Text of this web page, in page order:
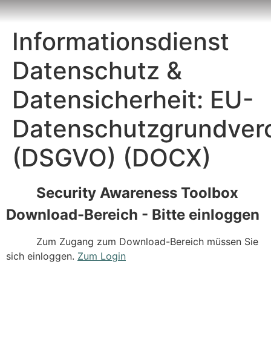
springen
Informationsdienst
Datenschutz &
Datensicherheit: EU-
(DSGVO) (DOCX)
Security Awareness Toolbox
Download-Bereich - Bitte einloggen
Zum Zugang zum Download-Bereich müssen Sie
sich einloggen. Zum Login